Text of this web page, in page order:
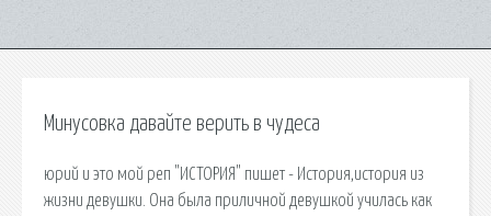
Минусовка давайте верить в чудеса
юрий и это мой реп "ИСТОРИЯ" пишет - История,история из
жизни девушки. Она была приличной девушкой училась как